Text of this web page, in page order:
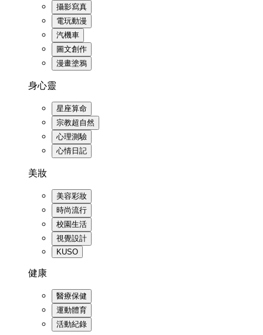
攝影寫真
電玩動漫
汽機車
圖文創作
漫畫塗鴉
身心靈
星座算命
宗教超自然
心理測驗
心情日記
美妝
美容彩妝
時尚流行
校園生活
視覺設計
KUSO
健康
醫療保健
運動體育
活動紀錄